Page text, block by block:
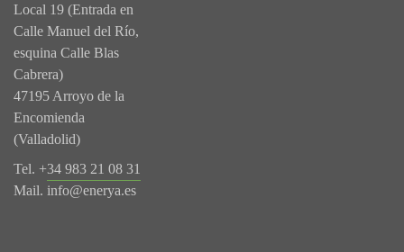
Local 19 (Entrada en
Calle Manuel del Río,
esquina Calle Blas
Cabrera)
47195 Arroyo de la
Encomienda
(Valladolid)
Tel. +34 983 21 08 31
Mail. info@enerya.es